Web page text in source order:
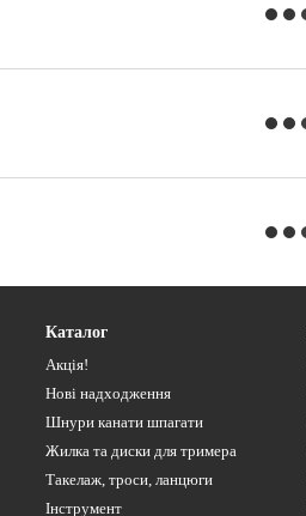
Каталог
Акція!
Нові надходження
Шнури канати шпагати
Жилка та диски для тримера
Такелаж, троси, ланцюги
Інструмент